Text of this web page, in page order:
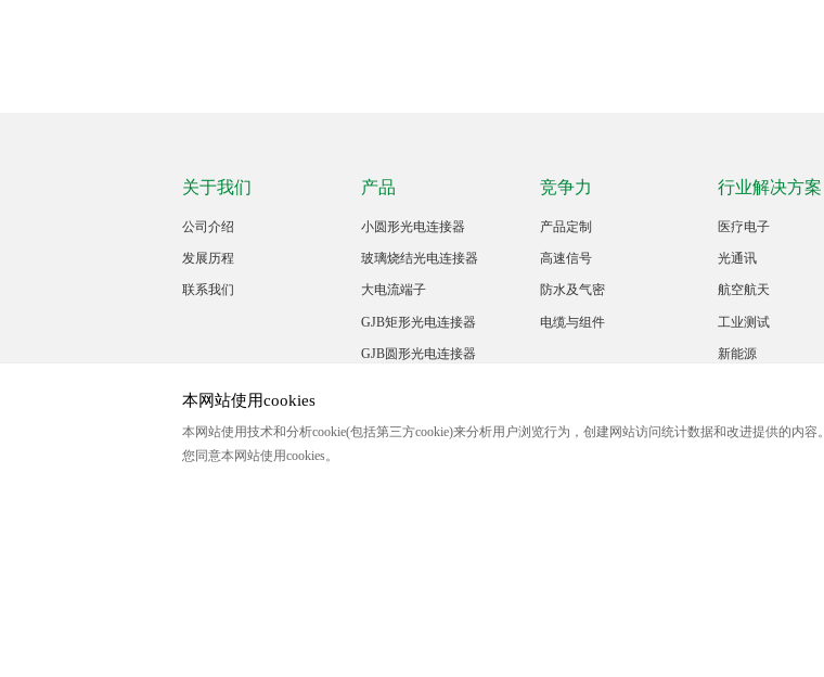
关于我们
公司介绍
发展历程
联系我们
产品
小圆形光电连接器
玻璃烧结光电连接器
大电流端子
GJB矩形光电连接器
GJB圆形光电连接器
竞争力
产品定制
高速信号
防水及气密
电缆与组件
行业解决方案
医疗电子
光通讯
航空航天
工业测试
新能源
本网站使用cookies
本网站使用技术和分析cookie(包括第三方cookie)来分析用户浏览行为，创建网站访问统计数据和改进提供的内容。
您同意本网站使用cookies。